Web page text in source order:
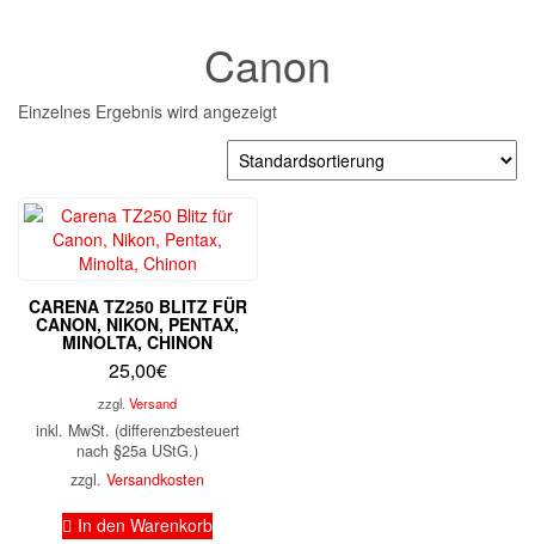
Canon
Einzelnes Ergebnis wird angezeigt
CARENA TZ250 BLITZ FÜR
CANON, NIKON, PENTAX,
MINOLTA, CHINON
25,00€
zzgl.Versand
inkl. MwSt. (differenzbesteuert
nach §25a UStG.)
zzgl.Versandkosten
In den Warenkorb